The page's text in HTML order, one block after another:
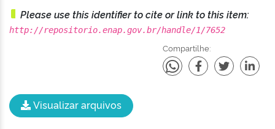
Please use this identifier to cite or link to this item:
http://repositorio.enap.gov.br/handle/1/7652
Compartilhe:
Visualizar arquivos